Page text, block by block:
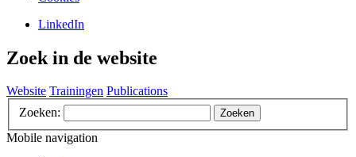
LinkedIn
Zoek in de website
Website Trainingen Publications
Zoeken:
Zoeken
Mobile navigation